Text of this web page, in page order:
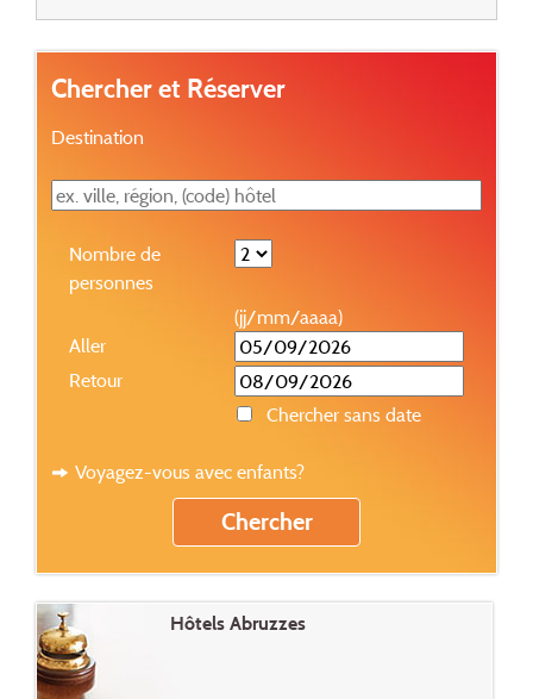
Chercher et Réserver
Destination
Nombre de
personnes
(jj/mm/aaaa)
Aller
Retour
Chercher sans date
Voyagez-vous avec enfants?
Hôtels Abruzzes